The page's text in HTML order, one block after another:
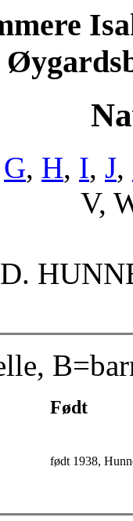
G, H, I, J,
V,
Født
født 1938,